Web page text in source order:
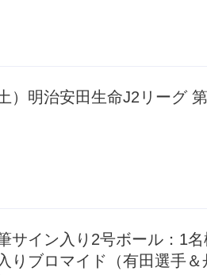
）明治安田生命J2リーグ
サイン入り2号ボール：1名
りブロマイド（有田選手＆